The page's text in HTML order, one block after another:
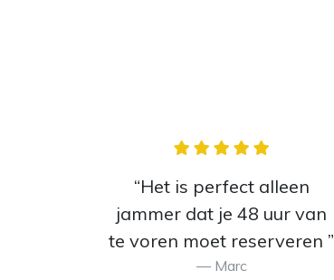
“Het is perfect alleen
jammer dat je 48 uur van
te voren moet reserveren ”
Marc